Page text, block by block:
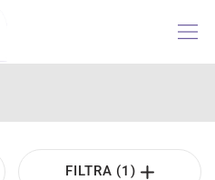
FILTRA (1)